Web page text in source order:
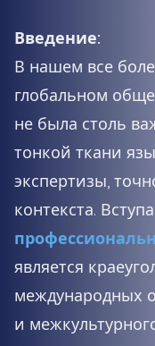
Введение:
В нашем все
глобальном
не была столь
тонкой ткани
экспертизы,
контекста.
является
международных
и